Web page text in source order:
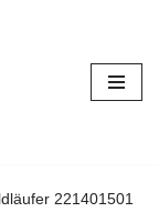
221401501